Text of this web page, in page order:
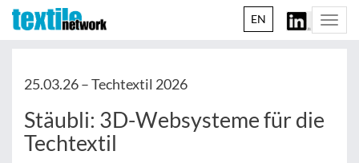
EN
25.03.26 –Techtextil 2026
Stäubli: 3D-Websysteme für die
Techtextil